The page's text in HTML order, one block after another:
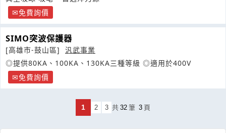
免費詢價
SIMO突波保護器
[高雄市-鼓山區]
汎武事業
◎提供80KA、100KA、130KA三種等級 ◎適用於400V
免費詢價
1 2 3 共 32 筆 3 頁